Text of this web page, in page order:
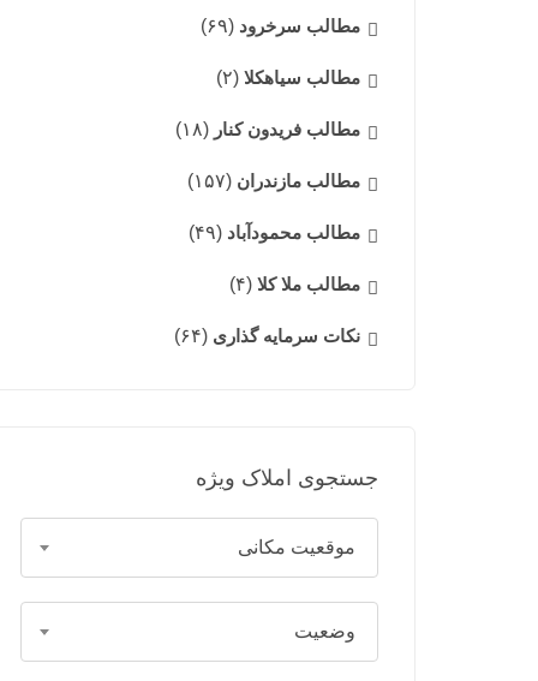
مطالب سرخرود (۶۹)
مطالب سیاهکلا (۲)
مطالب فریدون کنار (۱۸)
مطالب مازندران (۱۵۷)
مطالب محمودآباد (۴۹)
مطالب ملا کلا (۴)
نکات سرمایه گذاری (۶۴)
جستجوی املاک ویژه
موقعیت مکانی
وضعیت